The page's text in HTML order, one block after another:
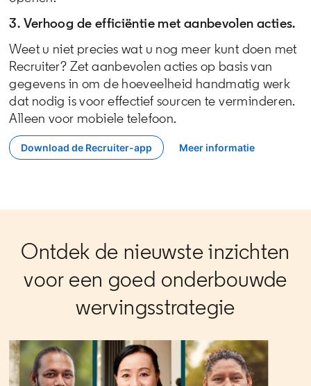
3. Verhoog de efficiëntie met aanbevolen acties.
Weet u niet precies wat u nog meer kunt doen met
Recruiter? Zet aanbevolen acties op basis van
gegevens in om de hoeveelheid handmatig werk
dat nodig is voor effectief sourcen te verminderen.
Alleen voor mobiele telefoon.
Download de Recruiter-app Meer informatieopens in a new tab
Ontdek de nieuwste inzichten
voor een goed onderbouwde
wervingsstrategie